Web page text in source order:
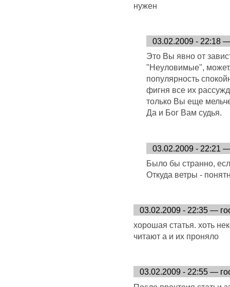
нужен
03.02.2009 - 22:18
Это Вы явно от
"Неуловимые",
популярность
фигня все их
только Вы еще
Да и Бог Вам судья.
03.02.2009 - 22:21
Было бы странно,
Откуда ветры -
03.02.2009 - 22:35 —
хорошая статья. хоть
читают а и их проняло
03.02.2009 - 22:55 —